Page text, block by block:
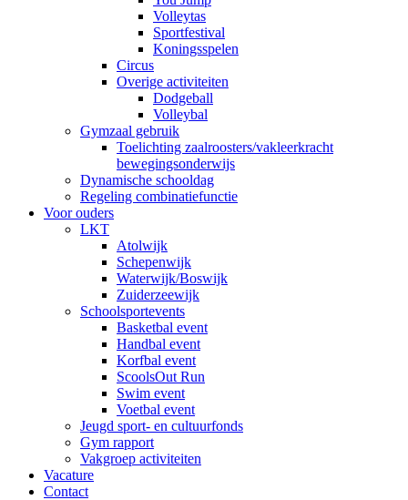
Volleytas
Sportfestival
Koningsspelen
Circus
Overige activiteiten
Dodgeball
Volleybal
Gymzaal gebruik
Toelichting zaalroosters/vakleerkracht
bewegingsonderwijs
Dynamische schooldag
Regeling combinatiefunctie
Voor ouders
LKT
Atolwijk
Schepenwijk
Waterwijk/Boswijk
Zuiderzeewijk
Schoolsportevents
Basketbal event
Handbal event
Korfbal event
ScoolsOut Run
Swim event
Voetbal event
Jeugd sport- en cultuurfonds
Gym rapport
Vakgroep activiteiten
Vacature
Contact